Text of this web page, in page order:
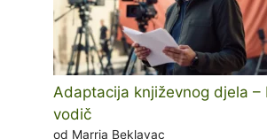
Adaptacija književnog djela –
vodič
od Marria Beklavac